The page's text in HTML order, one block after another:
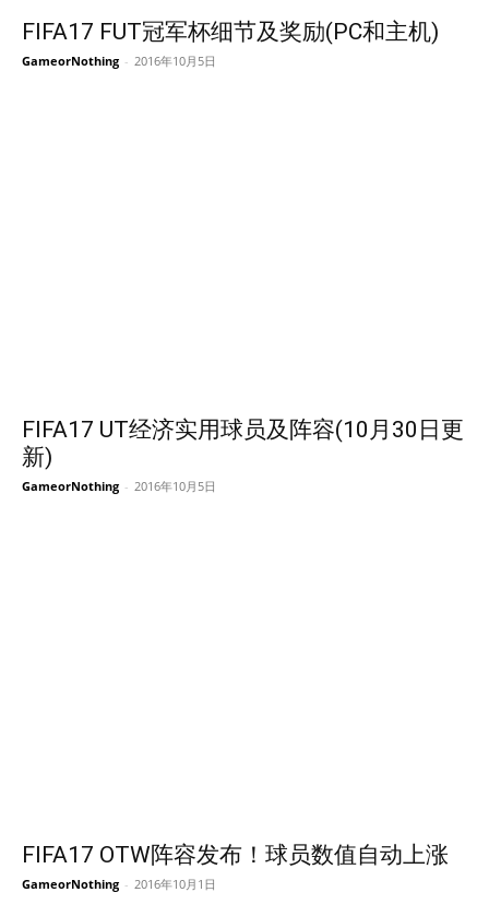
FIFA17 FUT冠军杯细节及奖励(PC和主机)
GameorNothing - 2016年10月5日
FIFA17 UT经济实用球员及阵容(10月30日更
新)
GameorNothing - 2016年10月5日
FIFA17 OTW阵容发布！球员数值自动上涨
GameorNothing - 2016年10月1日